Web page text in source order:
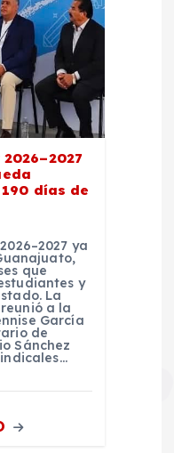
días de
ya
que
y
La
a la
García
de
Sánchez